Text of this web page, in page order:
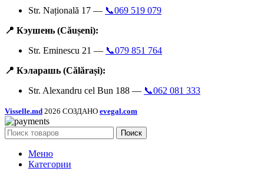
Str. Națională 17 — 📞069 519 079
📍 Кэушень (Căușeni):
Str. Eminescu 21 — 📞079 851 764
📍 Кэларашь (Călărași):
Str. Alexandru cel Bun 188 — 📞062 081 333
Visselle.md 2026 СОЗДАНО evegal.com
Поиск
Меню
Категории